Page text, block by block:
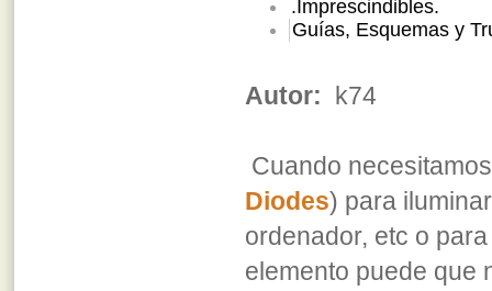
.Imprescindibles.
Guías, Esquemas y
Autor: k74
Cuando
Diodes) para
ordenador, etc o
elemento puede que